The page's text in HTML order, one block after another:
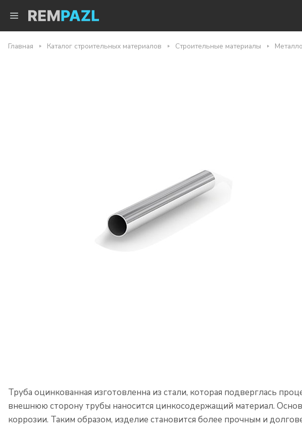
Главная Каталог строительных материалов Строительные материалы
Труба оцинкованная изготовленна из стали, которая подверглась
внешнюю сторону трубы наносится цинкосодержащий материал.
коррозии. Таким образом, изделие становится более прочным и